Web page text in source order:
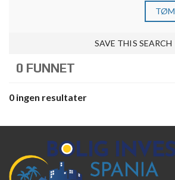
TØM
SAVE THIS SEARCH
0 FUNNET
0 ingen resultater